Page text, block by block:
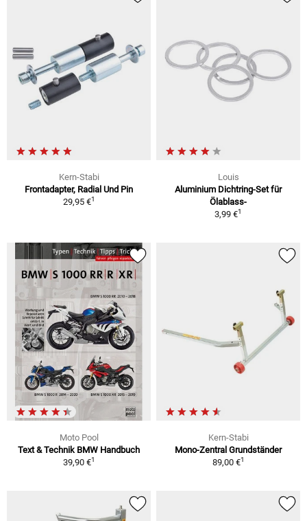
Kern-Stabi
Frontadapter, Radial Und Pin
29,95 €1
Louis
Aluminium Dichtring-Set für
Ölablass-
3,99 €1
Moto Pool
Text & Technik BMW Handbuch
39,90 €1
Kern-Stabi
Mono-Zentral Grundständer
89,00 €1